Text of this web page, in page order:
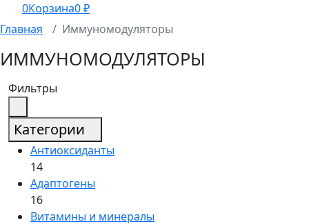
0Корзина0₽
Главная
Иммуномодуляторы
ИММУНОМОДУЛЯТОРЫ
Фильтры
Категории
Антиоксиданты
14
Адаптогены
16
Витамины и минералы